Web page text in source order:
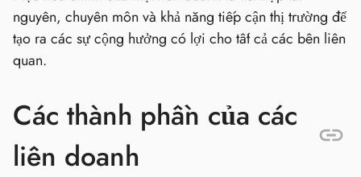
nguyên, chuyên môn và khả năng tiếp cận thị trường để
tạo ra các sự cộng hưởng có lợi cho tất cả các bên liên
quan.
Các thành phần của các
liên doanh